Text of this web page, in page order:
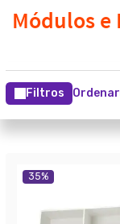
Filtros Ordenar
35%